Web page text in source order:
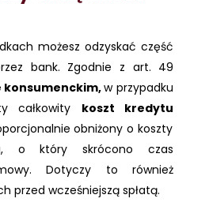
możesz odzyskać część
bank. Zgodnie z art. 49
konsumenckim,w przypadku
całkowity koszt kredytu
obniżony o koszty
o który skrócono czas
Dotyczy to również
przed wcześniejszą spłatą.